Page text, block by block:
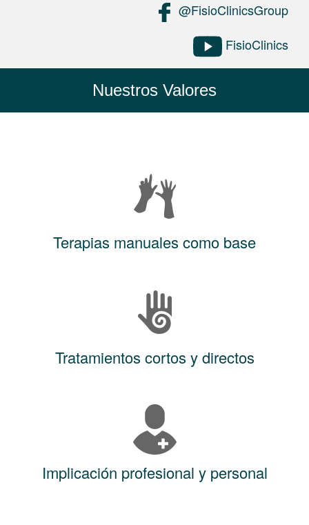
@FisioClinicsGroup
FisioClinics
Nuestros Valores
Terapias manuales como base
Tratamientos cortos y directos
Implicación profesional y personal